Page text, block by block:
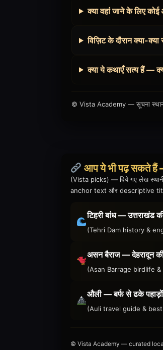
क्या वहां जाने के लिए कोई
विज़िट के दौरान क्या-
क्या ये कथाएँ सत्य हैं —
© Vista Academy — सूचना
आप ये भी पढ़ सकते हैं
(Vista picks) — दिये गए लेख
anchor text और descriptive
टिहरी बांध — उत्तराखंड
(Tehri Dam history &
असन बैराज — देहरादून की
(Asan Barrage birdlife
औली — बर्फ से ढके पहाड़ों
(Auli travel guide &
© Vista Academy — curated